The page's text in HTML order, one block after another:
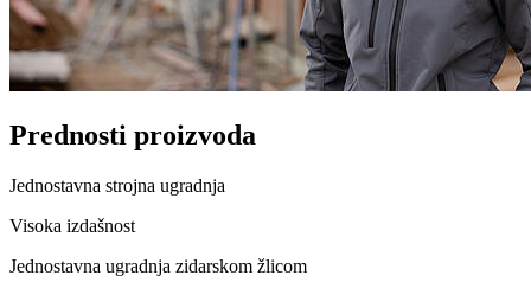
Prednosti proizvoda
Jednostavna strojna ugradnja
Visoka izdašnost
Jednostavna ugradnja zidarskom žlicom